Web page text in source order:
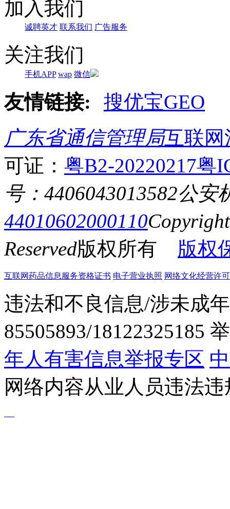
加入我们
诚聘英才 联系我们 广告服务
关注我们
手机APP wap 微信
友情链接:
搜优宝GEO
广东省通信管理局互联网
可证： 粤B2-20220217粤
号：4406043013582公安
44010602000110
Reserved版权所有 版权
互联网药品信息服务资格证书 电子营业执照 网络文化经营许
违法和不良信息/涉未成
85505893/18122325185
年人有害信息举报专区
网络内容从业人员违法